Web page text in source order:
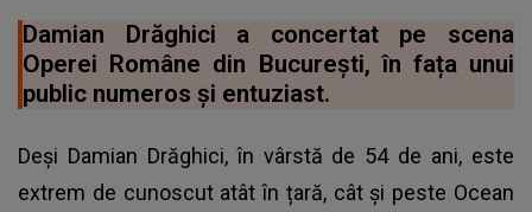
Damian Drăghici a concertat pe scena
Operei Române din București, în fața unui
public numeros și entuziast.
Deși Damian Drăghici, în vârstă de 54 de ani, este
extrem de cunoscut atât în țară, cât și peste Ocean